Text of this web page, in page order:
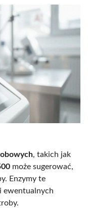
, takich jak
może sugerować,
Enzymy te
ewentualnych